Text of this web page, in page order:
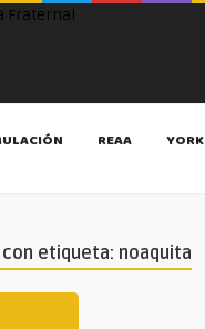
REAA YORK
etiqueta: noaquita